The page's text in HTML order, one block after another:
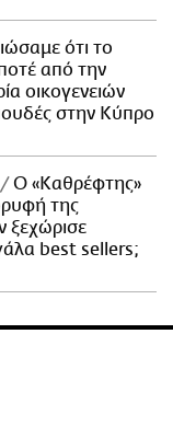
ότι το
από την
οικογενειών
στην Κύπρο
Ο «Καθρέφτης»
της
ξεχώρισε
best sellers;